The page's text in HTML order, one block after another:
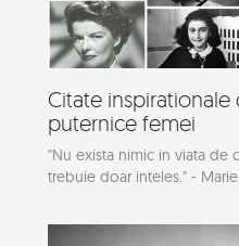
Citate inspirationale
puternice femei
"Nu exista nimic in viata de
trebuie doar inteles." -